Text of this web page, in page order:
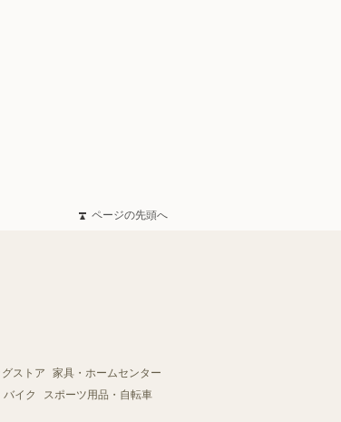
ページの先頭へ
グストア
家具・ホームセンター
バイク
スポーツ用品・自転車